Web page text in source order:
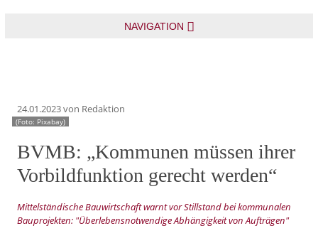
NAVIGATION
24.01.2023von Redaktion
(Foto: Pixabay)
BVMB: „Kommunen müssen ihrer
Vorbildfunktion gerecht werden“
Mittelständische Bauwirtschaft warnt vor Stillstand bei kommunalen
Bauprojekten: "Überlebensnotwendige Abhängigkeit von Aufträgen"